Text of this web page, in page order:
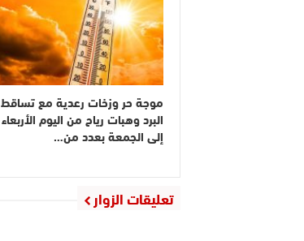
موجة حر وزخات رعدية مع تساقط
البرد وهبات رياح من اليوم الأربعاء
إلى الجمعة بعدد من…
تعليقات الزوار